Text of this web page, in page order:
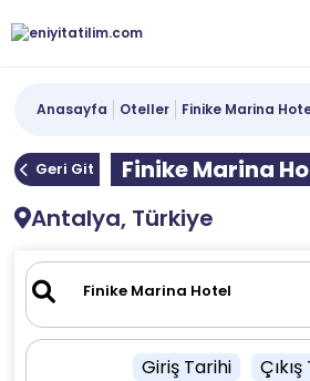
Anasayfa Oteller Finike Marina
Geri Git
Finike Marina
Antalya, Türkiye
Giriş Tarihi